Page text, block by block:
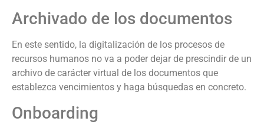
Archivado de los documentos
En este sentido, la digitalización de los procesos de
recursos humanos no va a poder dejar de prescindir de un
archivo de carácter virtual de los documentos que
establezca vencimientos y haga búsquedas en concreto.
Onboarding